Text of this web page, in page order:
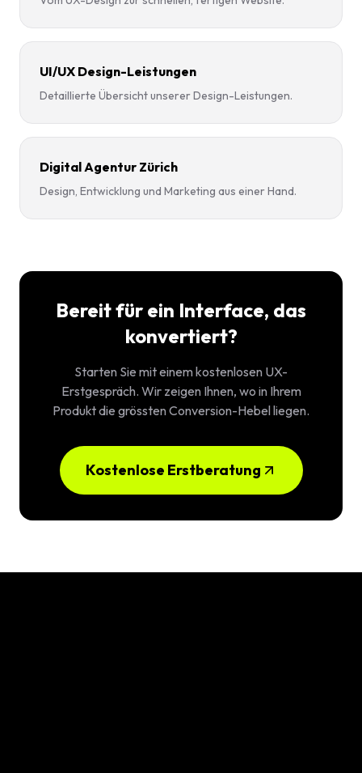
UI/UX Design-Leistungen
Detaillierte Übersicht unserer Design-Leistungen.
Digital Agentur Zürich
Design, Entwicklung und Marketing aus einer Hand.
Bereit für ein Interface, das
konvertiert?
Starten Sie mit einem kostenlosen UX-
Erstgespräch. Wir zeigen Ihnen, wo in Ihrem
Produkt die grössten Conversion-Hebel liegen.
Kostenlose Erstberatung